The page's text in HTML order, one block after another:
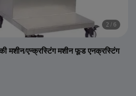
2 / 6
मशीन/एन्क्रस्टिंग मशीन फूड एनक्रस्टिंग